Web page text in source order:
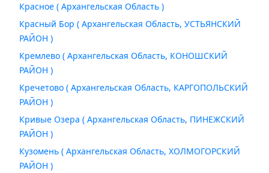
Красное ( Архангельская Область )
Красный Бор ( Архангельская Область, УСТЬЯНСКИЙ
РАЙОН )
Кремлево ( Архангельская Область, КОНОШСКИЙ
РАЙОН )
Кречетово ( Архангельская Область, КАРГОПОЛЬСКИЙ
РАЙОН )
Кривые Озера ( Архангельская Область, ПИНЕЖСКИЙ
РАЙОН )
Кузомень ( Архангельская Область, ХОЛМОГОРСКИЙ
РАЙОН )